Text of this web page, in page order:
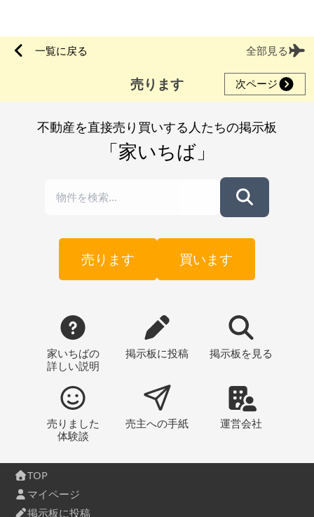
一覧に戻る 全部見る
売ります 次ページ
不動産を直接売り買いする人たちの掲示板
「家いちば」
売ります 買います
家いちばの
詳しい説明
掲示板に投稿 掲示板 を見る
売りました
体験談
売主への手紙 運営会社
TOP
マイページ
掲示板に投稿